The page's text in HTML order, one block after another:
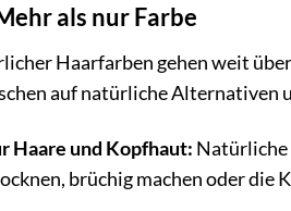
als nur Farbe
Haarfarben gehen weit
auf natürliche Alternativen
Haare und Kopfhaut: Natürliche
brüchig machen oder die